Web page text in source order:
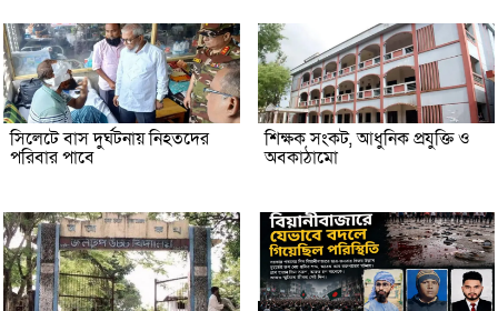
সিলেটে বাস দুর্ঘটনায় নিহতদের
পরিবার পাবে
শিক্ষক সংকট, আধুনিক প্রযুক্তি ও
অবকাঠামো